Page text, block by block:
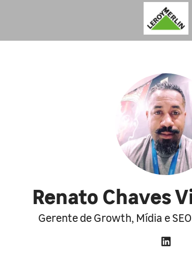
Renato Chaves
Gerente de Growth, Mídia e